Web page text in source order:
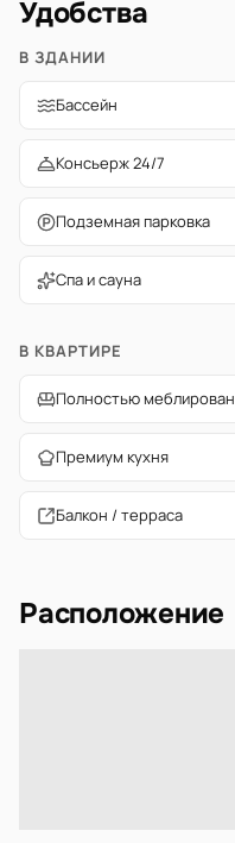
Удобства
В ЗДАНИИ
Бассейн
Консьерж 24/7
Подземная парковка
Спа и сауна
В КВАРТИРЕ
Полностью меблирован
Премиум кухня
Балкон / терраса
Расположение